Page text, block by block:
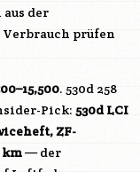
der
Verbrauch prüfen
. 530d 258
Pick: 530d LCI
ZF-
km— der